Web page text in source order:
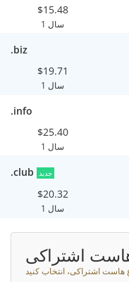
$15.48
1 سال
.biz
$19.71
1 سال
.info
$25.40
1 سال
.club جدید
$20.32
1 سال
اشتراکی
هاست اشتراکی، انتخاب کنید